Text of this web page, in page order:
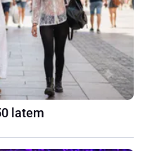
latem